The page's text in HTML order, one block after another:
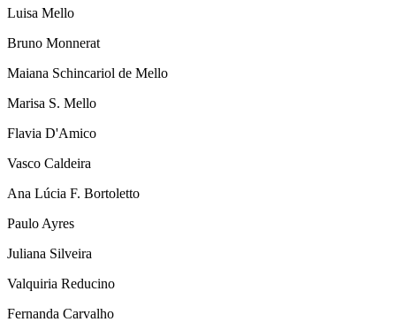
Luisa Mello
Bruno Monnerat
Maiana Schincariol de Mello
Marisa S. Mello
Flavia D'Amico
Vasco Caldeira
Ana Lúcia F. Bortoletto
Paulo Ayres
Juliana Silveira
Valquiria Reducino
Fernanda Carvalho